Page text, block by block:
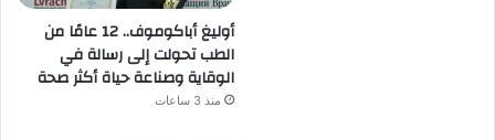
أوليغ أباكوموف.. 12 عامًا من
الطب تحولت إلى رسالة في
الوقاية وصناعة حياة أكثر صحة
منذ 3 ساعات